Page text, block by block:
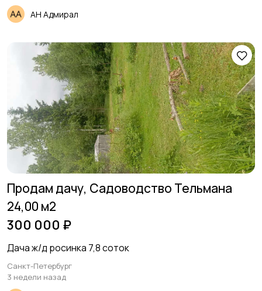
АН Адмирал
Продам дачу, Садоводство Тельмана
24,00 м2
300 000 ₽
Дача ж/д росинка 7,8 соток
Санкт-Петербург
3 недели назад